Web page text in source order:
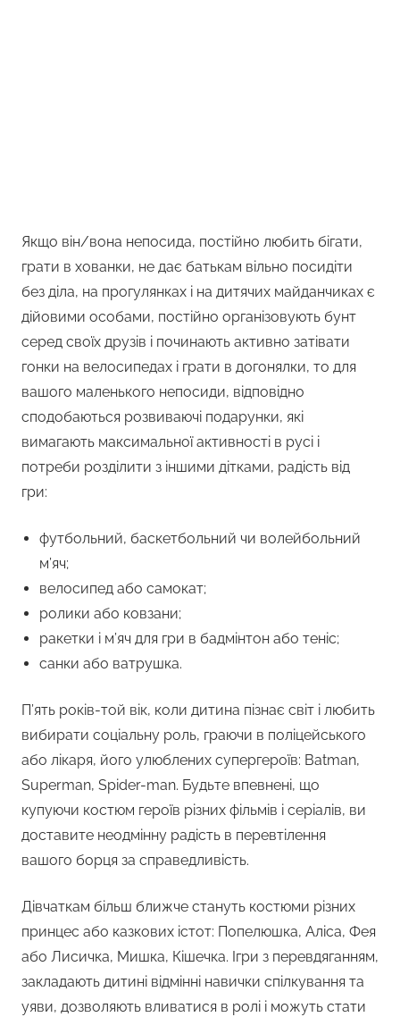
Якщо він/вона непосида, постійно любить бігати,
грати в хованки, не дає батькам вільно посидіти
без діла, на прогулянках і на дитячих майданчиках є
дійовими особами, постійно організовують бунт
серед своїх друзів і починають активно затівати
гонки на велосипедах і грати в догонялки, то для
вашого маленького непосиди, відповідно
сподобаються розвиваючі подарунки, які
вимагають максимальної активності в русі і
потреби розділити з іншими дітками, радість від
гри:
футбольний, баскетбольний чи волейбольний
м’яч;
велосипед або самокат;
ролики або ковзани;
ракетки і м’яч для гри в бадмінтон або теніс;
санки або ватрушка.
П’ять років-той вік, коли дитина пізнає світ і любить
вибирати соціальну роль, граючи в поліцейського
або лікаря, його улюблених супергероїв: Batman,
Superman, Spider-man. Будьте впевнені, що
купуючи костюм героїв різних фільмів і серіалів, ви
доставите неодмінну радість в перевтілення
вашого борця за справедливість.
Дівчаткам більш ближче стануть костюми різних
принцес або казкових істот: Попелюшка, Аліса, Фея
або Лисичка, Мишка, Кішечка. Ігри з перевдяганням,
закладають дитині відмінні навички спілкування та
уяви, дозволяють вливатися в ролі і можуть стати